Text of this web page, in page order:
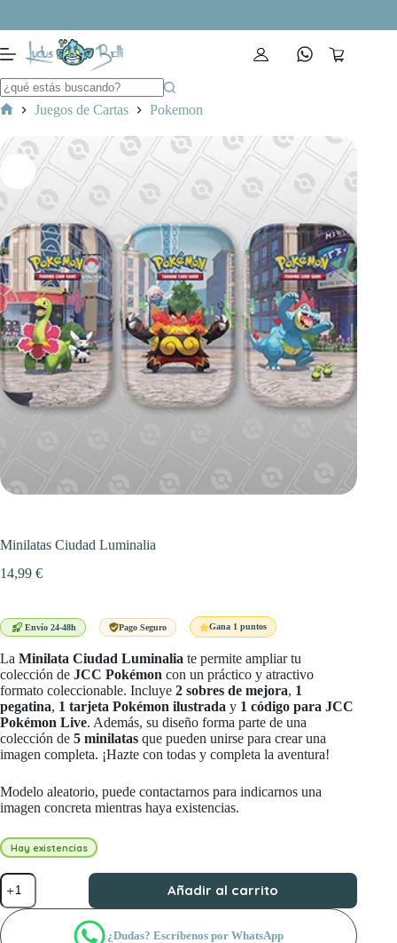
contenido
Carro
Juegos de Cartas Pokemon
Minilatas Ciudad Luminalia
14,99 €
Envío 24-48h Pago Seguro Gana 1 puntos
La Minilata Ciudad Luminalia te permite ampliar tu
colección de JCC Pokémon con un práctico y atractivo
formato coleccionable. Incluye 2 sobres de mejora, 1
pegatina, 1 tarjeta Pokémon ilustrada y 1 código para JCC
Pokémon Live. Además, su diseño forma parte de una
colección de 5 minilatas que pueden unirse para crear una
imagen completa. ¡Hazte con todas y completa la aventura!
Modelo aleatorio, puede contactarnos para indicarnos una
imagen concreta mientras haya existencias.
Hay existencias
Minilatas
Ciudad
Luminalia
cantidad
Añadir al carrito
¿Dudas? Escríbenos por WhatsApp